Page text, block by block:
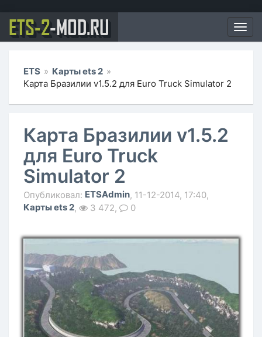
ETS-2-MOD.RU
ETS » Карты ets 2 »
Карта Бразилии v1.5.2 для Euro Truck Simulator 2
Карта Бразилии v1.5.2
для Euro Truck
Simulator 2
Опубликовал: ETSAdmin, 11-12-2014, 17:40,
Карты ets 2, 3 472, 0